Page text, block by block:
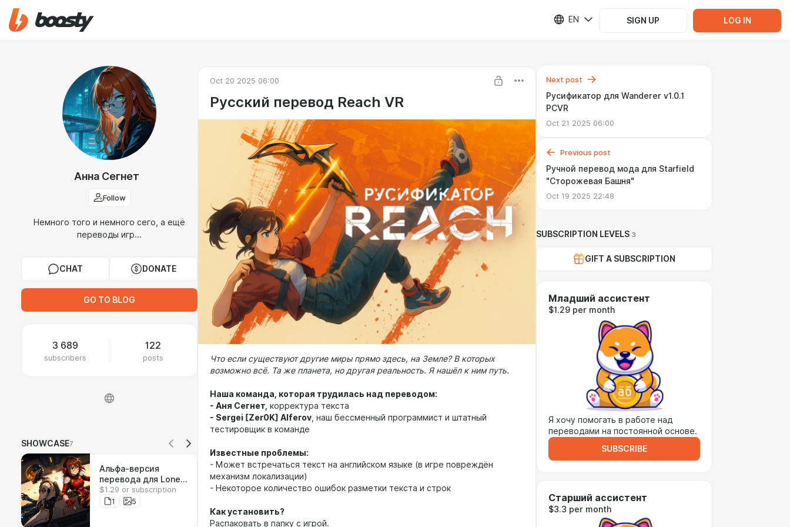
EN SIGN UP LOG IN
Анна Сегнет
Follow
Немного того и немного сего, а ещё
переводы игр...
CHAT DONATE
GO TO BLOG
3 689
subscribers
122
posts
SHOWCASE7
Альфа-версия
перевода для Lone
Echo
$1.29 or subscription
1
5
Oct 20 2025 06:00
Русский перевод Reach VR
Что если существуют другие миры прямо здесь, на Земле? В которых
возможно всё. Та же планета, но другая реальность. Я нашёл к ним путь.
Наша команда, которая трудилась над переводом:
- Аня Сегнет, корректура текста
- Sergei [Zer0K] Alferov, наш бессменный программист и штатный
тестировщик в команде
Известные проблемы:
- Может встречаться текст на английском языке (в игре повреждён
механизм локализации)
- Некоторое количество ошибок разметки текста и строк
Как установить?
Распаковать в папку с игрой.
Next post
Русификатор для Wanderer v1.0.1
PCVR
Oct 21 2025 06:00
Previous post
Ручной перевод мода для Starfield
"Сторожевая Башня"
Oct 19 2025 22:48
SUBSCRIPTION LEVELS 3
GIFT A SUBSCRIPTION
Младший ассистент
$1.29 per month
Я хочу помогать в работе над
переводами на постоянной основе.
SUBSCRIBE
Старший ассистент
$3.3 per month